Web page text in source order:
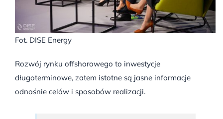
Fot. DISE Energy
Rozwój rynku offshorowego to inwestycje
długoterminowe, zatem istotne są jasne informacje
odnośnie celów i sposobów realizacji.